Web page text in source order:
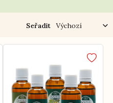
Seřadit